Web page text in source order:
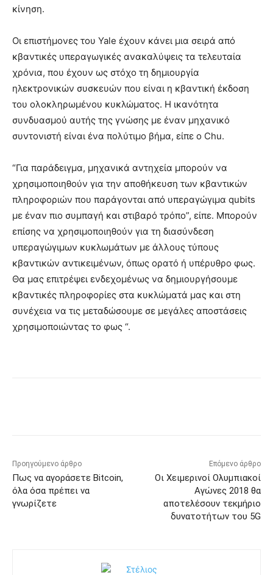
κίνηση.
Οι επιστήμονες του Yale έχουν κάνει μια σειρά από
κβαντικές υπεραγωγικές ανακαλύψεις τα τελευταία
χρόνια, που έχουν ως στόχο τη δημιουργία
ηλεκτρονικών συσκευών που είναι η κβαντική έκδοση
του ολοκληρωμένου κυκλώματος. Η ικανότητα
συνδυασμού αυτής της γνώσης με έναν μηχανικό
συντονιστή είναι ένα πολύτιμο βήμα, είπε ο Chu.
“Για παράδειγμα, μηχανικά αντηχεία μπορούν να
χρησιμοποιηθούν για την αποθήκευση των κβαντικών
πληροφοριών που παράγονται από υπεραγώγιμα qubits
με έναν πιο συμπαγή και στιβαρό τρόπο”, είπε. Μπορούν
επίσης να χρησιμοποιηθούν για τη διασύνδεση
υπεραγώγιμων κυκλωμάτων με άλλους τύπους
κβαντικών αντικειμένων, όπως ορατό ή υπέρυθρο φως.
Θα μας επιτρέψει ενδεχομένως να δημιουργήσουμε
κβαντικές πληροφορίες στα κυκλώματά μας και στη
συνέχεια να τις μεταδώσουμε σε μεγάλες αποστάσεις
χρησιμοποιώντας το φως “.
Προηγούμενο άρθρο
Πως να αγοράσετε Bitcoin,
όλα όσα πρέπει να
γνωρίζετε
Επόμενο άρθρο
Οι Χειμερινοί Ολυμπιακοί
Αγώνες 2018 θα
αποτελέσουν τεκμήριο
δυνατοτήτων του 5G